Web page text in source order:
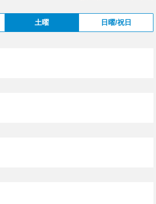
土曜 日曜/祝日